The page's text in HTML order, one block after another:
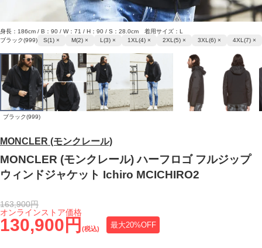
MONCLER (モンクレール)
MONCLER (モンクレール) ハーフロゴ フルジップ
ウィンドジャケット Ichiro MCICHIRO2
130,900円 (税込) 最大20%OFF
オンラインストア価格
163,900円
身長：186cm / B：90 / W：71 / H：90 / S：28.0cm 着用サイズ：L
ブラック(999)
S(1) × M(2) × L(3) × 1XL(4) × 2XL(5) × 3XL(6) × 4XL(7) ×
ブラック(999)